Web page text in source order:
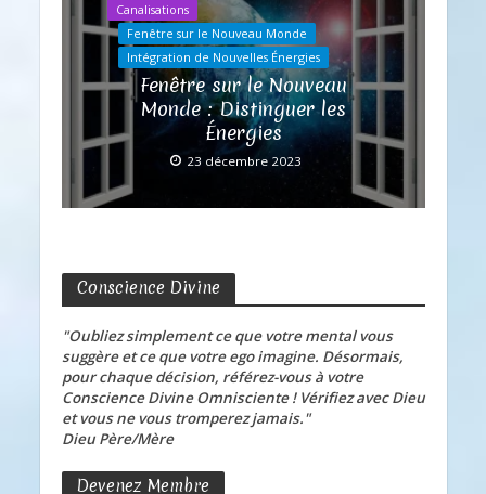
Canalisations
Fenêtre sur le Nouveau Monde
Intégration de Nouvelles Énergies
Fenêtre sur le Nouveau
Monde : Distinguer les
Énergies
23 décembre 2023
Conscience Divine
"Oubliez simplement ce que votre mental vous
suggère et ce que votre ego imagine. Désormais,
pour chaque décision, référez-vous à votre
Conscience Divine Omnisciente ! Vérifiez avec Dieu
et vous ne vous tromperez jamais."
Dieu Père/Mère
Devenez Membre